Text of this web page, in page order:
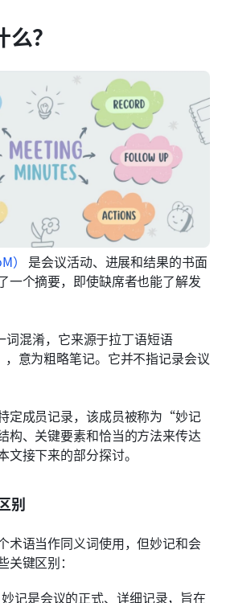
？
）
是会议活动、进展和结果的书面
一个摘要，即使缺席者也能了解发
混淆，它来源于拉丁语短语
意为粗略笔记。它并不指记录会议
定成员记录，该成员被称为“妙记
构、关键要素和恰当的方法来传达
接下来的部分探讨。
别
术语当作同义词使用，但妙记和会
键区别：
妙记是会议的正式、详细记录，旨在